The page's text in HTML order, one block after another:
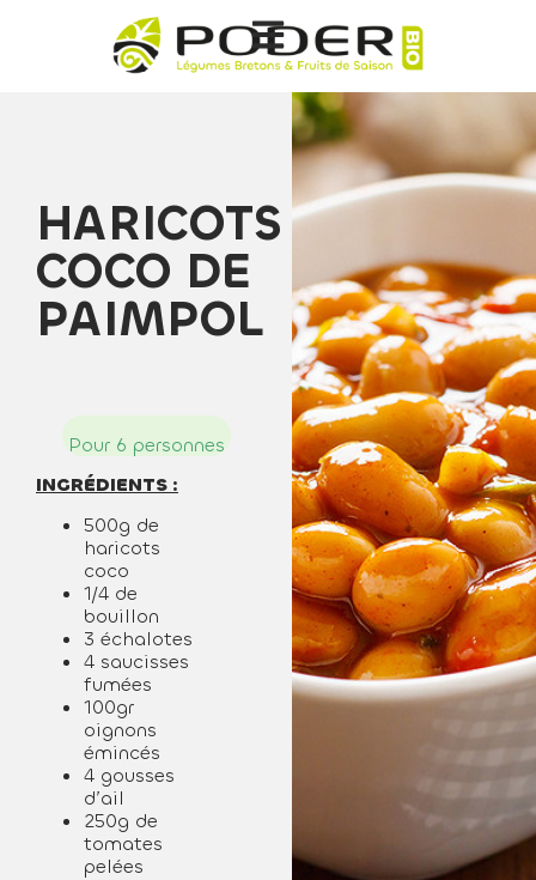
HARICOTS
COCO DE
PAIMPOL
Pour 6 personnes
INGRÉDIENTS :
500g de
haricots
coco
1/4 de
bouillon
3 échalotes
4 saucisses
fumées
100gr
oignons
émincés
4 gousses
d’ail
250g de
tomates
pelées